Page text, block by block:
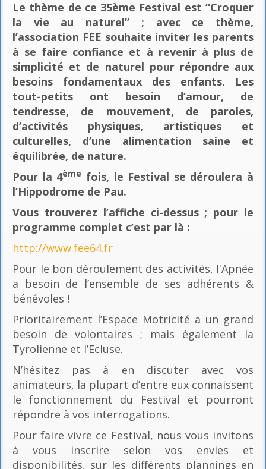
Le thème de ce 35ème Festival est “Croquer
la vie au naturel” ; avec ce thème,
l’association FEE souhaite inviter les parents
à se faire confiance et à revenir à plus de
simplicité et de naturel pour répondre aux
besoins fondamentaux des enfants. Les
tout-petits ont besoin d’amour, de
tendresse, de mouvement, de paroles,
d’activités physiques, artistiques et
culturelles, d’une alimentation saine et
équilibrée, de nature.
Pour la 4ème fois, le Festival se déroulera à
l’Hippodrome de Pau.
Vous trouverez l’affiche ci-dessus ; pour le
programme complet c’est par là :
http://www.fee64.fr
Pour le bon déroulement des activités, l'Apnée
a besoin de l’ensemble de ses adhérents &
bénévoles !
Prioritairement l’Espace Motricité a un grand
besoin de volontaires ; mais également la
Tyrolienne et l’Ecluse.
N’hésitez pas à en discuter avec vos
animateurs, la plupart d’entre eux connaissent
le fonctionnement du Festival et pourront
répondre à vos interrogations.
Pour faire vivre ce Festival, nous vous invitons
à vous inscrire selon vos envies et
disponibilités, sur les différents plannings en